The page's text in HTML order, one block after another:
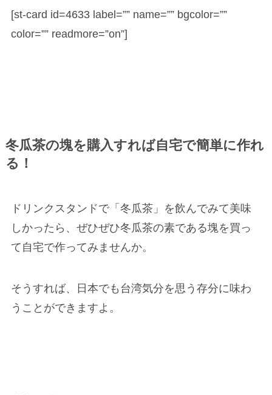
[st-card id=4633 label=”” name=”” bgcolor=””
color=”” readmore=”on”]
冬瓜茶の塊を購入すれば自宅で簡単に作れ
る！
ドリンクスタンドで「冬瓜茶」を飲んでみて美味
しかったら、ぜひぜひ冬瓜茶の素である塊を買っ
て自宅で作ってみませんか。
そうすれば、日本でも台湾気分を思う存分に味わ
うことができますよ。